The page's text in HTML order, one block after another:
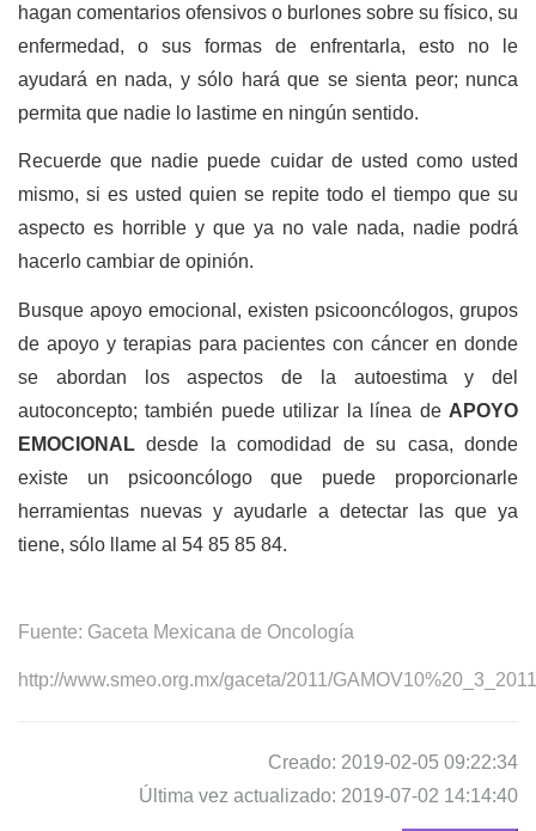
hagan comentarios ofensivos o burlones sobre su físico, su
enfermedad, o sus formas de enfrentarla, esto no le
ayudará en nada, y sólo hará que se sienta peor; nunca
permita que nadie lo lastime en ningún sentido.
Recuerde que nadie puede cuidar de usted como usted
mismo, si es usted quien se repite todo el tiempo que su
aspecto es horrible y que ya no vale nada, nadie podrá
hacerlo cambiar de opinión.
Busque apoyo emocional, existen psicooncólogos, grupos
de apoyo y terapias para pacientes con cáncer en donde
se abordan los aspectos de la autoestima y del
autoconcepto; también puede utilizar la línea de APOYO
EMOCIONAL desde la comodidad de su casa, donde
existe un psicooncólogo que puede proporcionarle
herramientas nuevas y ayudarle a detectar las que ya
tiene, sólo llame al 54 85 85 84.
Fuente: Gaceta Mexicana de Oncología
http://www.smeo.org.mx/gaceta/2011/
Creado: 2019-02-05 09:22:34
Última vez actualizado: 2019-07-02 14:14:40